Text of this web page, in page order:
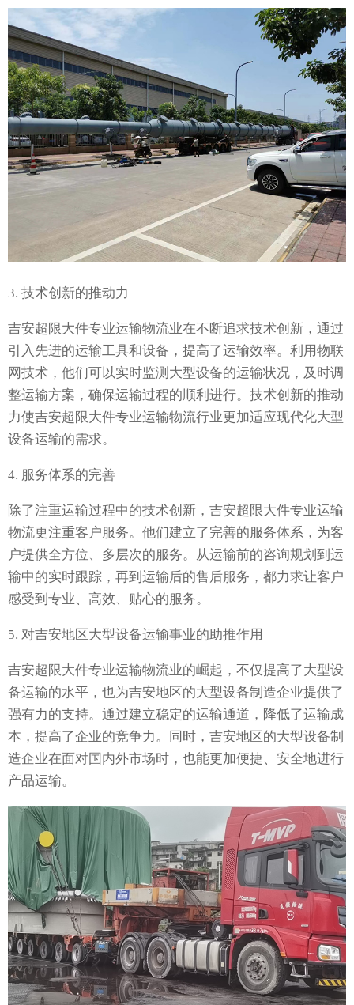
3. 技术创新的推动力
吉安超限大件专业运输物流业在不断追求技术创新，通过
引入先进的运输工具和设备，提高了运输效率。利用物联
网技术，他们可以实时监测大型设备的运输状况，及时调
整运输方案，确保运输过程的顺利进行。技术创新的推动
力使吉安超限大件专业运输物流行业更加适应现代化大型
设备运输的需求。
4. 服务体系的完善
除了注重运输过程中的技术创新，吉安超限大件专业运输
物流更注重客户服务。他们建立了完善的服务体系，为客
户提供全方位、多层次的服务。从运输前的咨询规划到运
输中的实时跟踪，再到运输后的售后服务，都力求让客户
感受到专业、高效、贴心的服务。
5. 对吉安地区大型设备运输事业的助推作用
吉安超限大件专业运输物流业的崛起，不仅提高了大型设
备运输的水平，也为吉安地区的大型设备制造企业提供了
强有力的支持。通过建立稳定的运输通道，降低了运输成
本，提高了企业的竞争力。同时，吉安地区的大型设备制
造企业在面对国内外市场时，也能更加便捷、安全地进行
产品运输。